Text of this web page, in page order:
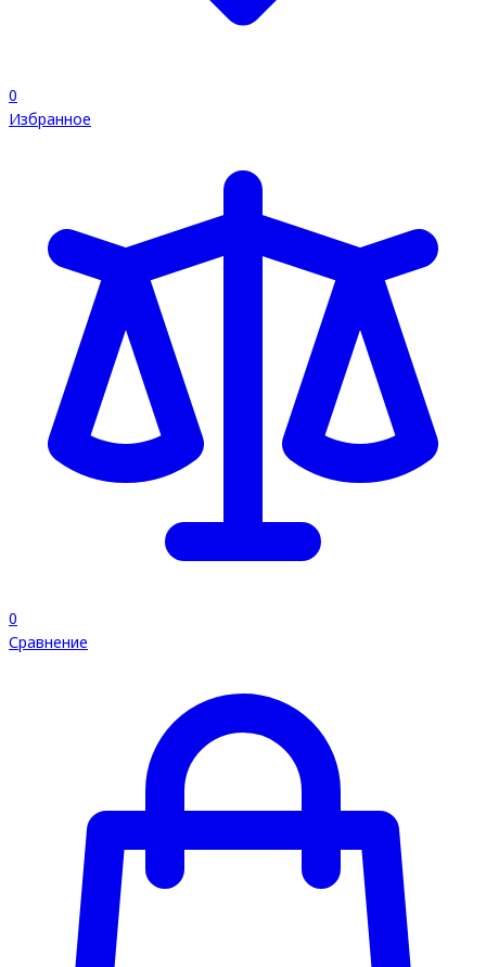
0
Избранное
0
Сравнение